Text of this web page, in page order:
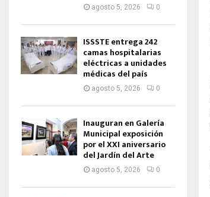
agosto 5, 2026 0
ISSSTE entrega 242
camas hospitalarias
eléctricas a unidades
médicas del país
agosto 5, 2026 0
Inauguran en Galería
Municipal exposición
por el XXI aniversario
del Jardín del Arte
agosto 5, 2026 0